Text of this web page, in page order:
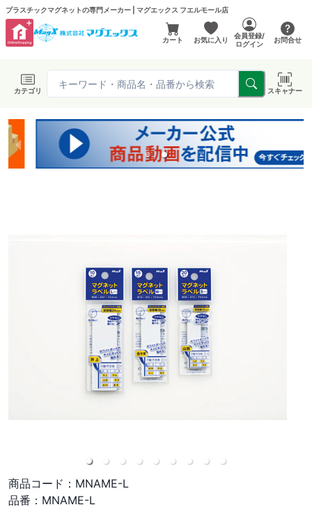
プラスチックマグネットの専門メーカー | マグエックス フエルモール店
カート お気に入り
会員登録/
ログイン
お問合せ
カテゴリ スキャナー
商品コード： MNAME-L
品番： MNAME-L